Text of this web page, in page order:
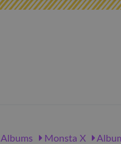
Albums Monsta X